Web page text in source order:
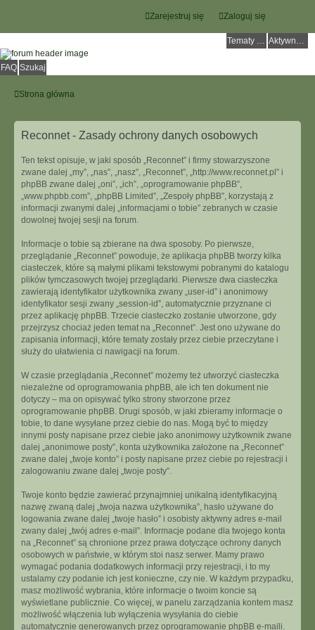
Zaloguj się
Zarejestruj się
Tematy bez odpowiedzi Aktywne tematy
FAQ Szukaj
Strona główna
Reconnet - Zasady ochrony danych osobowych
Ten tekst opisuje, w jaki sposób „Reconnet” i firmy stowarzyszone
zwane dalej „my”, „nas”, „nasz”, „Reconnet”, „http://www.reconnet.pl” i
phpBB zwane dalej „oni”, „ich”, „oprogramowanie phpBB”,
„www.phpbb.com”, „phpBB Limited”, „Zespoły phpBB”, korzystają z
informacji zwanymi dalej „informacjami o tobie” zebranych w czasie
dowolnej twojej sesji na forum.
Informacje o tobie są zbierane na dwa sposoby. Po pierwsze,
przeglądanie „Reconnet” powoduje, że aplikacja phpBB tworzy kilka
ciasteczek, które są małymi plikami tekstowymi pobranymi do katalogu
plików tymczasowych twojej przeglądarki. Pierwsze dwa ciasteczka
zawierają identyfikator użytkownika zwany „user-id” i anonimowy
identyfikator sesji zwany „session-id”, automatycznie przyznane ci
przez aplikację phpBB. Trzecie ciasteczko zostanie utworzone, gdy
przejrzysz chociaż jeden temat na „Reconnet”. Jest ono używane do
zapisania informacji, które tematy zostały przez ciebie przeczytane i
służy do ułatwienia ci nawigacji na forum.
W czasie przeglądania „Reconnet” możemy też utworzyć ciasteczka
niezależne od oprogramowania phpBB, ale ich ten dokument nie
dotyczy – ma on opisywać tylko strony stworzone przez
oprogramowanie phpBB. Drugi sposób, w jaki zbieramy informacje o
tobie, to dane wysyłane przez ciebie do nas. Mogą być to między
innymi posty napisane przez ciebie jako anonimowy użytkownik zwane
dalej „anonimowe posty”, konta użytkownika założone na „Reconnet”
zwane dalej „twoje konto” i posty napisane przez ciebie po rejestracji i
zalogowaniu zwane dalej „twoje posty”.
Twoje konto będzie zawierać przynajmniej unikalną identyfikacyjną
nazwę zwaną dalej „twoja nazwa użytkownika”, hasło używane do
logowania zwane dalej „twoje hasło” i osobisty aktywny adres e-mail
zwany dalej „twój adres e-mail”. Informacje podane dla twojego konta
na „Reconnet” są chronione przez prawa dotyczące ochrony danych
osobowych w państwie, w którym stoi nasz serwer. Mamy prawo
wymagać podania dodatkowych informacji przy rejestracji, i to my
ustalamy czy podanie ich jest konieczne, czy nie. W każdym przypadku,
masz możliwość wybrania, które informacje o twoim koncie są
wyświetlane publicznie. Co więcej, w panelu zarządzania kontem masz
możliwość włączenia lub wyłączenia wysyłania do ciebie
automatycznie generowanych przez oprogramowanie phpBB e-maili.